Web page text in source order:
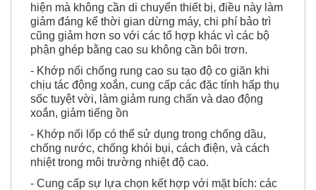
hiện mà không cần di chuyển thiết bị, điều này làm
giảm đáng kể thời gian dừng máy, chi phí bảo trì
cũng giảm hơn so với các tổ hợp khác vì các bộ
phận ghép bằng cao su không cần bôi trơn.
- Khớp nối chống rung cao su tạo độ co giãn khi
chịu tác động xoắn, cung cấp các đặc tính hấp thụ
sốc tuyệt vời, làm giảm rung chấn và dao động
xoắn, giảm tiếng ồn
- Khớp nối lốp có thể sử dụng trong chống dầu,
chống nước, chống khói bụi, cách điện, và cách
nhiệt trong môi trường nhiệt độ cao.
- Cung cấp sự lựa chọn kết hợp với mặt bích: các